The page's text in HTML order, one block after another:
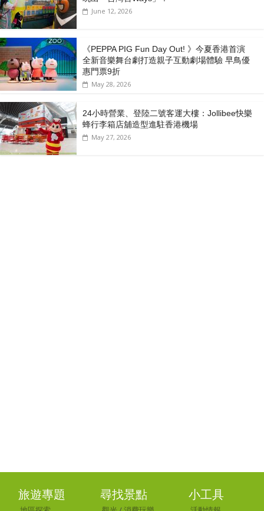
June 12, 2026
《PEPPA PIG Fun Day Out! 》今夏香港首演
全新音樂舞台劇打造親子互動劇場體驗 早鳥優
惠門票9折
May 28, 2026
24小時營業、登陸二號客運大樓：Jollibee快樂
蜂行李箱店舖造型進駐香港機場
May 27, 2026
旅遊專題 尋找景點 小工具